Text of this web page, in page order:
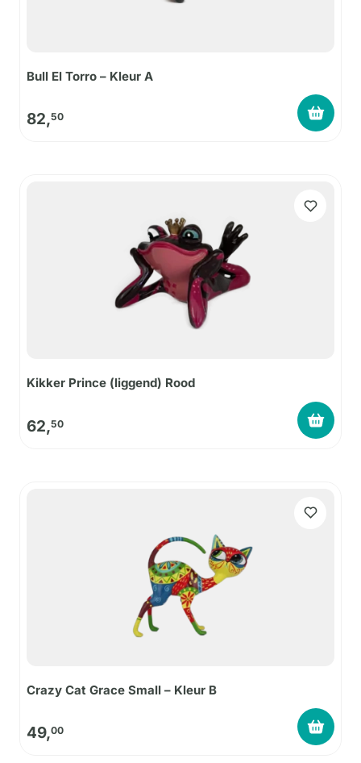
Bull El Torro – Kleur A
82,50
Kikker Prince (liggend) Rood
62,50
Crazy Cat Grace Small – Kleur B
49,00